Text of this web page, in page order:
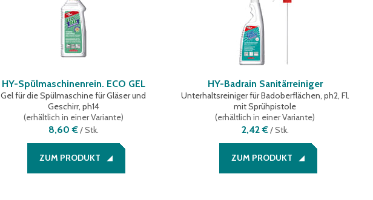
HY-Spülmaschinenrein. ECO GEL
Gel für die Spülmaschine für Gläser und
Geschirr, ph14
(erhältlich in einer Variante)
8,60 €/Stk.
ZUM PRODUKT
HY-Badrain Sanitärreiniger
Unterhaltsreiniger für Badoberflächen, ph2, Fl.
mit Sprühpistole
(erhältlich in einer Variante)
2,42 €/Stk.
ZUM PRODUKT